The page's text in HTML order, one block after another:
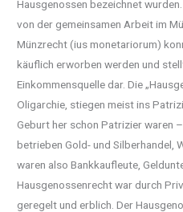
Hausgenossen bezeichnet
von der gemeinsamen Arbeit im
Münzrecht (ius monetariorum)
käuflich erworben werden und
Einkommensquelle dar. Die
Oligarchie, stiegen meist ins
Geburt her schon Patrizier waren
betrieben Gold- und Silberhandel,
waren also Bankkaufleute,
Hausgenossenrecht war durch
geregelt und erblich. Der